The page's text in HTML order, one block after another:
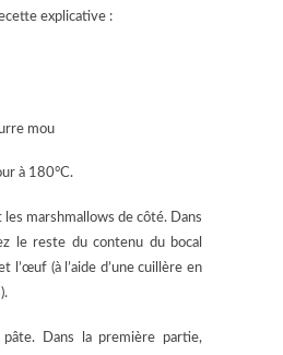
explicative :
mou
à 180°C.
marshmallows de côté. Dans
le reste du contenu du bocal
l’œuf (à l’aide d’une cuillère en
Dans la première partie,